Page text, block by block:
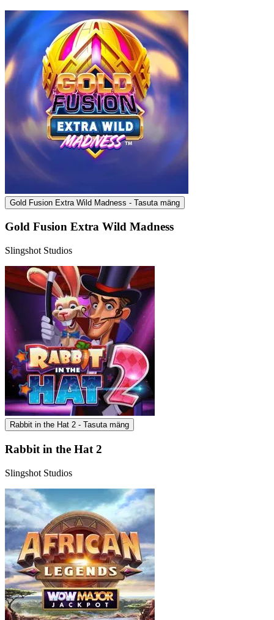
Gold Fusion Extra Wild Madness - Tasuta mäng
Gold Fusion Extra Wild Madness
Slingshot Studios
Rabbit in the Hat 2 - Tasuta mäng
Rabbit in the Hat 2
Slingshot Studios